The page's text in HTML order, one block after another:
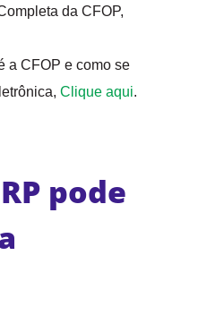
da CFOP,
a CFOP e como se
Clique aqui.
pode